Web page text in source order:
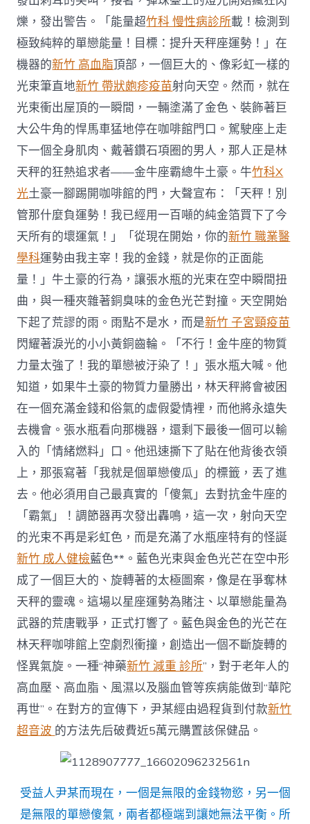
爍，發出警告。「能量超竹科 慢性病診所載！檢測到
極致純粹的單戀能量！目標：提升天秤座運勢！」在
機器的新竹 高血脂頂部，一個巨大的、像彩虹一樣的
光束筆直地新竹 帶狀皰疹疫苗射向天空。然而，就在
光束衝出屋頂的一瞬間，一輛塗滿了金色、裝飾著巨
大公牛角的悍馬車猛地停在咖啡館門口。駕駛座上走
下一個全身肌肉、戴著鑽石項圈的男人，那人正是林
天秤的狂熱追求者——金牛座霸總牛土豪。牛竹科X
光土豪一腳踢開咖啡館的門，大聲宣布：「天秤！別
管那什麼負運勢！我已經用一百噸的純金箔買下了今
天所有的壞運氣！」「從現在開始，你的新竹 職業醫
學科運勢由我主宰！我的金錢，就是你的正面能
量！」牛土豪的行為，讓張水瓶的光束在空中瞬間扭
曲，與一種夾雜著銅臭味的金色光芒對撞。天空開始
下起了荒謬的雨。雨點不是水，而是新竹 子宮頸疫苗
閃耀著淚光的小小黃銅齒輪。「不行！金牛座的物質
力量太強了！我的單戀被汙染了！」張水瓶大喊。他
知道，如果牛土豪的物質力量勝出，林天秤將會被困
在一個充滿金錢和俗氣的虛假愛情裡，而他將永遠失
去機會。張水瓶看向那機器，還剩下最後一個可以輸
入的「情緒燃料」口。他迅速撕下了貼在他背後衣領
上，那張寫著「我就是個單戀傻瓜」的標籤，丟了進
去。他必須用自己最真實的「傻氣」去對抗金牛座的
「霸氣」！調節器再次發出轟鳴，這一次，射向天空
的光束不再是彩虹色，而是充滿了水瓶座特有的怪誕
新竹 成人健檢藍色**。藍色光束與金色光芒在空中形
成了一個巨大的、旋轉著的太極圖案，像是在爭奪林
天秤的靈魂。這場以星座運勢為賭注、以單戀能量為
武器的荒唐戰爭，正式打響了。藍色與金色的光芒在
林天秤咖啡館上空劇烈衝撞，創造出一個不斷旋轉的
怪異氣旋。一種“神藥新竹 減重 診所”，對于老年人的
高血壓、高血脂、風濕以及腦血管等疾病能做到“華陀
再世”。在對方的宣傳下，尹某經由過程貨到付款新竹
超音波 的方法先后破費近5萬元購置該保健品。
受益人尹某而現在，一個是無限的金錢物慾，另一個
是無限的單戀傻氣，兩者都極端到讓她無法平衡。所